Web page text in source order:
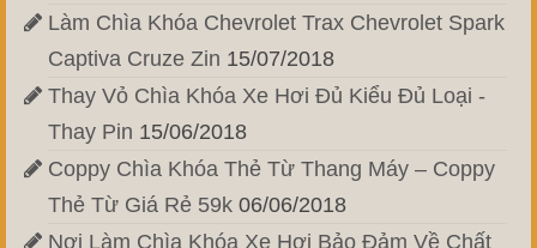
Làm Chìa Khóa Chevrolet Trax Chevrolet Spark
Captiva Cruze Zin 15/07/2018
Thay Vỏ Chìa Khóa Xe Hơi Đủ Kiểu Đủ Loại -
Thay Pin 15/06/2018
Coppy Chìa Khóa Thẻ Từ Thang Máy – Coppy
Thẻ Từ Giá Rẻ 59k 06/06/2018
Nơi Làm Chìa Khóa Xe Hơi Bảo Đảm Về Chất